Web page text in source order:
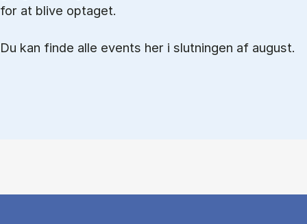
for at blive optaget.
Du kan finde alle events her i slutningen af august.